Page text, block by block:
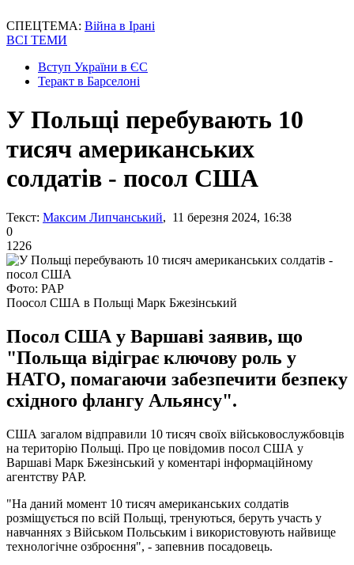
СПЕЦТЕМА: Війна в Ірані
ВСІ ТЕМИ
Вступ України в ЄС
Теракт в Барселоні
У Польщі перебувають 10
тисяч американських
солдатів - посол США
Текст: Максим Липчанський, 11 березня 2024, 16:38
0
1226
Фото: PAP
Поосол США в Польщі Марк Бжезінський
Посол США у Варшаві заявив, що
"Польща відіграє ключову роль у
НАТО, помагаючи забезпечити безпеку
східного флангу Альянсу".
США загалом відправили 10 тисяч своїх військовослужбовців
на територію Польщі. Про це повідомив посол США у
Варшаві Марк Бжезінський у коментарі інформаційному
агентству PAP.
"На даний момент 10 тисяч американських солдатів
розміщується по всій Польщі, тренуються, беруть участь у
навчаннях з Військом Польським і використовують найвище
технологічне озброєння", - запевнив посадовець.